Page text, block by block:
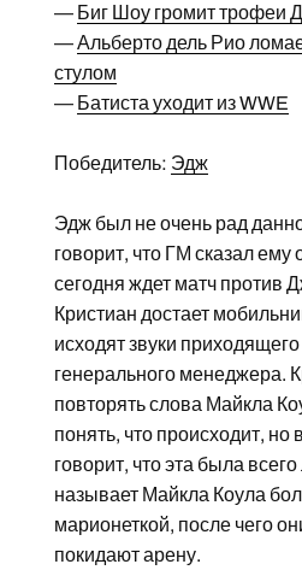
— Биг Шоу громит трофеи
—Альберто дель Рио
стулом
— Батиста уходит из WWE
Победитель: Эдж
Эдж был не очень рад
говорит, что ГМ сказал ему
сегодня ждет матч против
Кристиан достает
исходят звуки
генерального менеджера.
повторять слова Майкла
понять, что происходит, но
говорит, что эта была
называет Майкла Коула
марионеткой, после чего
покидают арену.